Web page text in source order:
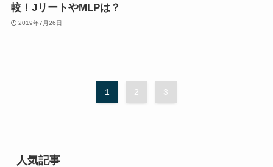
較！JリートやMLPは？
2019年7月26日
1 2 3
人気記事